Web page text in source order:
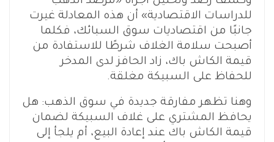
للدراسات الاقتصادية» أن هذه المعادلة غيرت
جانبًا من اقتصاديات سوق السبائك، فكلما
أصبحت سلامة الغلاف شرطًا للاستفادة من
قيمة الكاش باك، زاد الحافز لدى المدخر
للحفاظ على السبيكة مغلقة.
وهنا تظهر مفارقة جديدة في سوق الذهب: هل
يحافظ المشتري على غلاف السبيكة لضمان
قيمة الكاش باك عند إعادة البيع، أم يلجأ إلى